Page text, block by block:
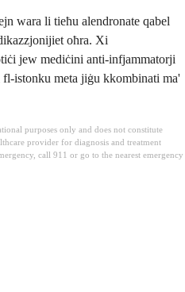
wara li tieħu alendronate qabel
oħra. Xi
jew mediċini anti-infjammatorji
istonku meta jiġu kkombinati ma'
purposes only and does not constitute
provider for diagnosis and treatment
call 911 or go to the nearest emergency